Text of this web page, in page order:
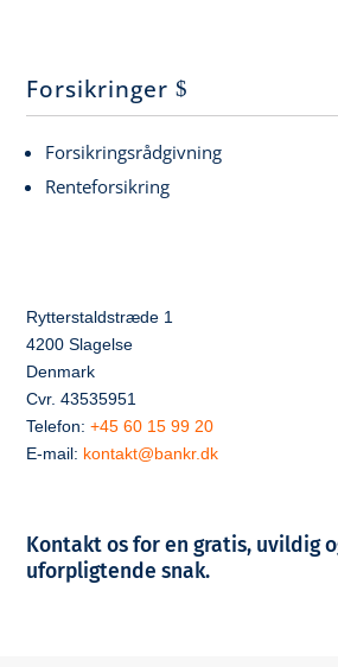
Forsikringer
Forsikringsrådgivning
Renteforsikring
Rytterstaldstræde 1
4200 Slagelse
Denmark
Cvr. 43535951
Telefon:+45 60 15 99 20
E-mail: kontakt@bankr.dk
Kontakt os for en gratis, uvildig
uforpligtende snak.